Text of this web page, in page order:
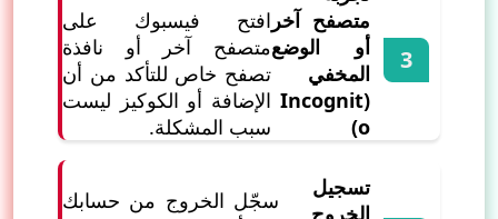
متصفح آخر
أو الوضع
المخفي
(Incognit
o)
افتح فيسبوك على
متصفح آخر أو نافذة
تصفح خاص للتأكد من أن
الإضافة أو الكوكيز ليست
سبب المشكلة.
تسجيل
الخروج
سجّل الخروج من حسابك